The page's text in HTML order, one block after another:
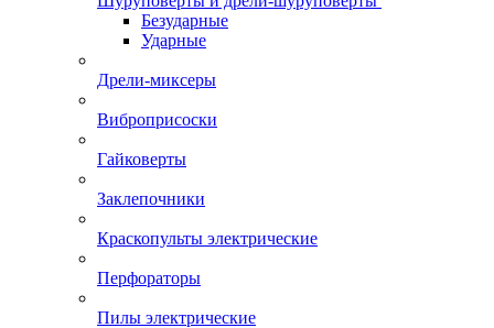
Безударные
Ударные
Дрели-миксеры
Виброприсоски
Гайковерты
Заклепочники
Краскопульты электрические
Перфораторы
Пилы электрические